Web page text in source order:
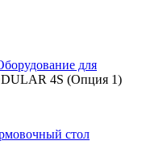
для
4S (Опция 1)
стол